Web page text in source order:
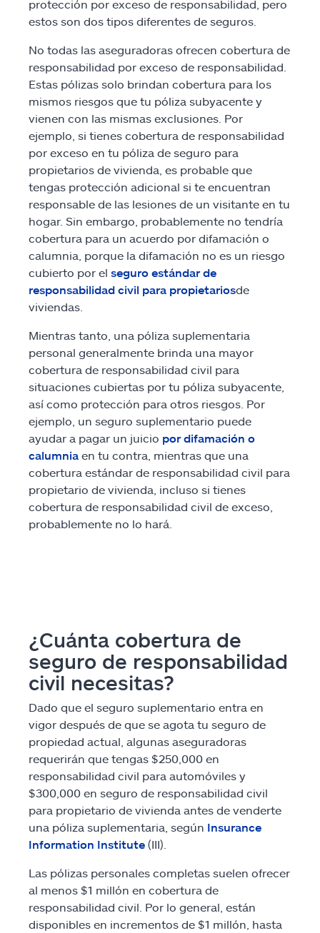
protección por exceso de responsabilidad, pero
estos son dos tipos diferentes de seguros.
No todas las aseguradoras ofrecen cobertura de
responsabilidad por exceso de responsabilidad.
Estas pólizas solo brindan cobertura para los
mismos riesgos que tu póliza subyacente y
vienen con las mismas exclusiones. Por
ejemplo, si tienes cobertura de responsabilidad
por exceso en tu póliza de seguro para
propietarios de vivienda, es probable que
tengas protección adicional si te encuentran
responsable de las lesiones de un visitante en tu
hogar. Sin embargo, probablemente no tendría
cobertura para un acuerdo por difamación o
calumnia, porque la difamación no es un riesgo
cubierto por el seguro estándar de
responsabilidad civil para propietariosde
viviendas.
Mientras tanto, una póliza suplementaria
personal generalmente brinda una mayor
cobertura de responsabilidad civil para
situaciones cubiertas por tu póliza subyacente,
así como protección para otros riesgos. Por
ejemplo, un seguro suplementario puede
ayudar a pagar un juicio por difamación o
calumnia en tu contra, mientras que una
cobertura estándar de responsabilidad civil para
propietario de vivienda, incluso si tienes
cobertura de responsabilidad civil de exceso,
probablemente no lo hará.
¿Cuánta cobertura de
seguro de responsabilidad
civil necesitas?
Dado que el seguro suplementario entra en
vigor después de que se agota tu seguro de
propiedad actual, algunas aseguradoras
requerirán que tengas $250,000 en
responsabilidad civil para automóviles y
$300,000 en seguro de responsabilidad civil
para propietario de vivienda antes de venderte
una póliza suplementaria, según Insurance
Information Institute (III).
Las pólizas personales completas suelen ofrecer
al menos $1 millón en cobertura de
responsabilidad civil. Por lo general, están
disponibles en incrementos de $1 millón, hasta